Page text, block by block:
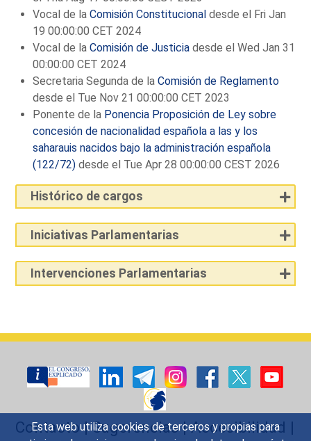
Esta web utiliza cookies de terceros y propias para
Vocal de laComisión Constitucional desde el Fri Jan
19 00:00:00 CET 2024
Vocal de laComisión de Justicia desde el Wed Jan 31
00:00:00 CET 2024
Secretaria Segunda de laComisión de Reglamento
desde el Tue Nov 21 00:00:00 CET 2023
Ponente de la Ponencia Proposición de Ley sobre
concesión de nacionalidad española a las y los
saharauis nacidos bajo la administración española
(122/72) desde el Tue Apr 28 00:00:00 CEST 2026
Histórico de cargos
Iniciativas Parlamentarias
Intervenciones Parlamentarias
Contacto|Sugerencias|Accesibilidad |